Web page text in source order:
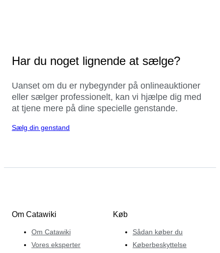
Har du noget lignende at sælge?
Uanset om du er nybegynder på onlineauktioner
eller sælger professionelt, kan vi hjælpe dig med
at tjene mere på dine specielle genstande.
Sælg din genstand
Om Catawiki
Om Catawiki
Vores eksperter
Køb
Sådan køber du
Køberbeskyttelse